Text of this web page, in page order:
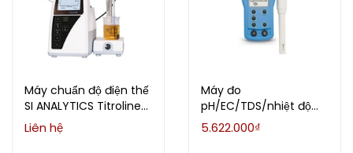
Máy chuẩn độ điện thế
SI ANALYTICS Titroline
5000
Liên hệ
Máy đo
pH/EC/TDS/nhiệt độ
cầm tay HANNA HI9811-
5.622.000₫